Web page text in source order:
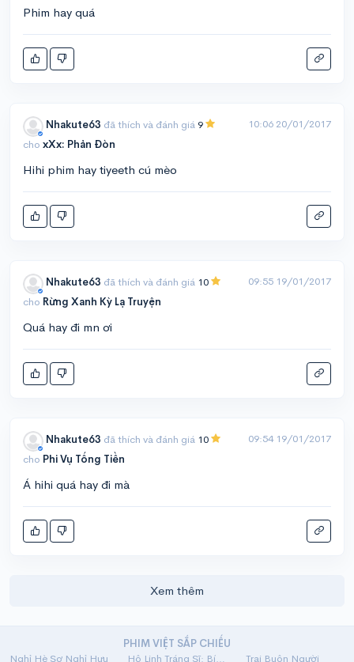
Phim hay quá
Nhakute63 đã thích và đánh giá 9
cho xXx: Phản Đòn
10:06 20/01/2017
Hihi phim hay tiyeeth cú mèo
Nhakute63 đã thích và đánh giá 10
cho Rừng Xanh Kỳ Lạ Truyện
09:55 19/01/2017
Quá hay đi mn ơi
Nhakute63 đã thích và đánh giá 10
cho Phi Vụ Tống Tiền
09:54 19/01/2017
Á hihi quá hay đi mà
Xem thêm
PHIM VIỆT SẮP CHIẾU
Nghỉ Hè Sợ Nghỉ Hưu
Hộ Linh Tráng Sĩ: Bí Ẩn Mộ Vua Đinh Trại Buôn Người